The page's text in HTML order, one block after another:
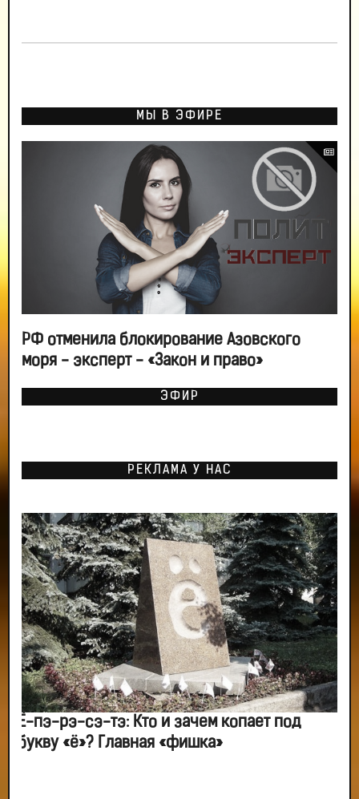
МЫ В ЭФИРЕ
РФ отменила блокирование Азовского
моря - эксперт - «Закон и право»
ЭФИР
РЕКЛАМА У НАС
Ё-пэ-рэ-сэ-тэ: Кто и зачем копает под
букву «ё»? Главная «фишка»